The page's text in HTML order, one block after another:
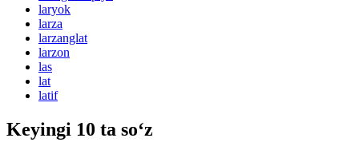
laryok
larza
larzanglat
larzon
las
lat
latif
Keyingi 10 ta so‘z